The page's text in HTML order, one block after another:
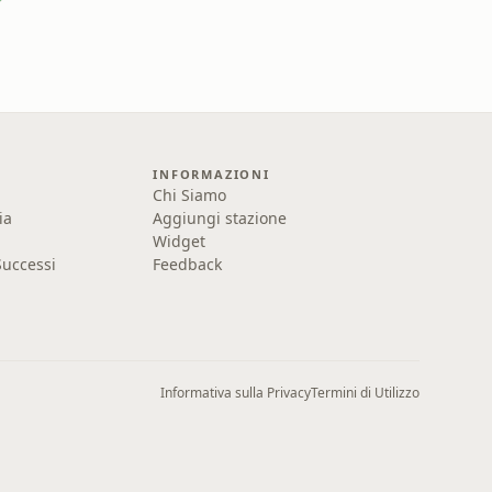
INFORMAZIONI
Chi Siamo
Aggiungi stazione
Widget
Feedback
Informativa sulla PrivacyTermini di Utilizzo